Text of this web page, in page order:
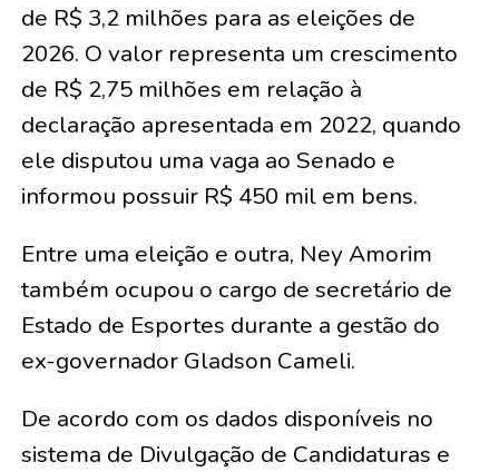
de R$ 3,2 milhões para as eleições de
2026. O valor representa um crescimento
de R$ 2,75 milhões em relação à
declaração apresentada em 2022, quando
ele disputou uma vaga ao Senado e
informou possuir R$ 450 mil em bens.
Entre uma eleição e outra, Ney Amorim
também ocupou o cargo de secretário de
Estado de Esportes durante a gestão do
ex-governador Gladson Cameli.
De acordo com os dados disponíveis no
sistema de Divulgação de Candidaturas e